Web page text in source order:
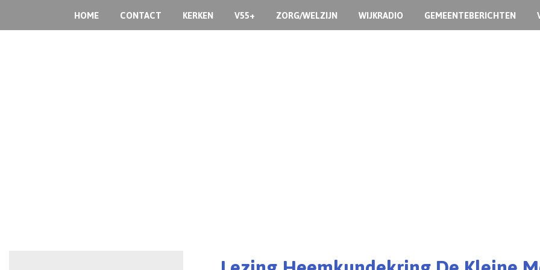
HOME CONTACT KERKEN V55+ ZORG/WELZIJN WIJKRADIO GEMEENTEBERICHTEN